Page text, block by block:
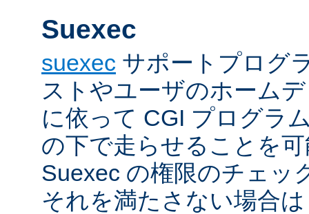
Suexec
suexec サポートプログ
ストやユーザのホーム
に依って CGI プログラ
の下で走らせることを
Suexec の権限のチェッ
それを満たさない場合